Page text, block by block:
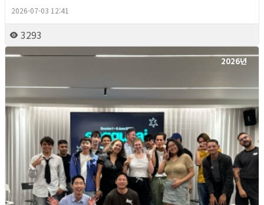
2026-07-03 12:41
3293
2026년